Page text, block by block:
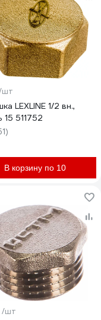
шт
LEXLINE 1/2 вн.,
латунь 15 511752
В корзину по 10
/шт